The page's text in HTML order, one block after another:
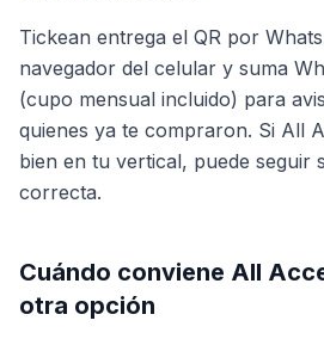
Tickean entrega el QR por
navegador del celular y suma
(cupo mensual incluido) para
quienes ya te compraron. Si All
bien en tu vertical, puede seguir
correcta.
Cuándo conviene All
otra opción